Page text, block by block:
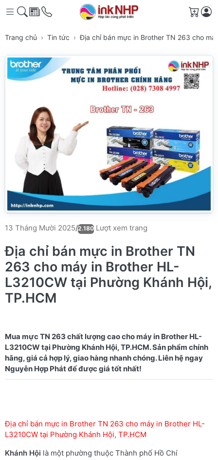
Giỏ
Trang chủ Tin tức Địa chỉ bán mực in Brother TN 263 cho
13 Tháng Mười 2025/2.180 Lượt xem trang
Địa chỉ bán mực in Brother TN
263 cho máy in Brother HL-
L3210CW tại Phường Khánh Hội,
TP.HCM
Mua mực TN 263 chất lượng cao cho máy in Brother HL-
L3210CW tại Phường Khánh Hội, TP.HCM. Sản phẩm chính
hãng, giá cả hợp lý, giao hàng nhanh chóng. Liên hệ ngay
Địa chỉ bán mực in Brother TN 263 cho máy in Brother HL-
L3210CW tại Phường Khánh Hội, TP.HCM
Khánh Hội là một phường thuộc Thành phố Hồ Chí